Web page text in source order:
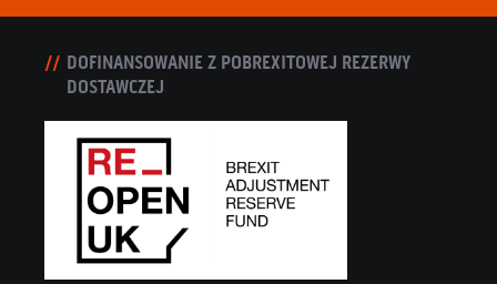
DOFINANSOWANIE Z POBREXITOWEJ REZERWY
DOSTAWCZEJ